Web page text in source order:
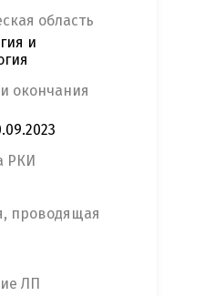
область
и
окончания
РКИ
проводящая
ЛП